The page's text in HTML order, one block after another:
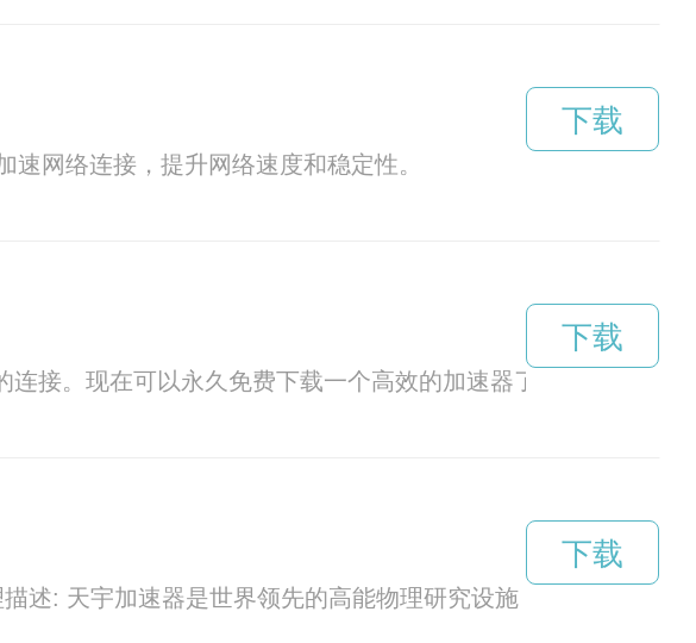
网络连接，提升网络速度和稳定性。
下载
接。现在可以永久免费下载一个高效的加速器了。
下载
述: 天宇加速器是世界领先的高能物理研究设施，被誉为科
下载